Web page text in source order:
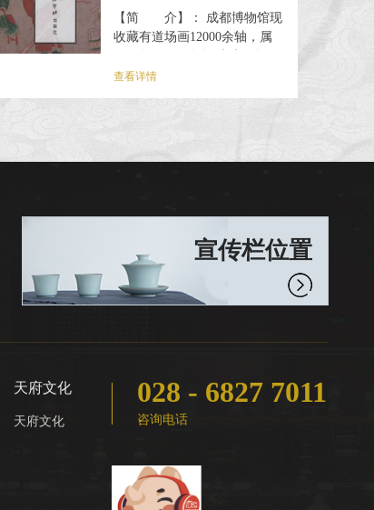
【简 介】： 成都博物馆现
收藏有道场画12000余轴，属
成。道场画是一种在中国传统
代，发展于宋代，明清时期广
史、民俗史、思想史等领域仍
具有多方面的学术价值。 本书
是成都博物馆整理和研究...
查看详情
宣传栏位置
天府文化
天府文化
028 - 6827 7011
咨询电话